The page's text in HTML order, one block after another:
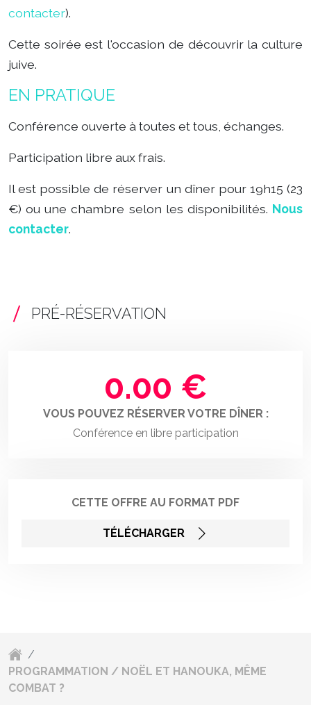
contacter).
Cette soirée est l'occasion de découvrir la culture
juive.
EN PRATIQUE
Conférence ouverte à toutes et tous, échanges.
Participation libre aux frais.
Il est possible de réserver un dîner pour 19h15 (23
€) ou une chambre selon les disponibilités. Nous
contacter.
PRÉ-RÉSERVATION
0.00 €
VOUS POUVEZ RÉSERVER VOTRE DÎNER :
Conférence en libre participation
CETTE OFFRE AU FORMAT PDF
TÉLÉCHARGER
/
PROGRAMMATION / NOËL ET HANOUKA, MÊME
COMBAT ?